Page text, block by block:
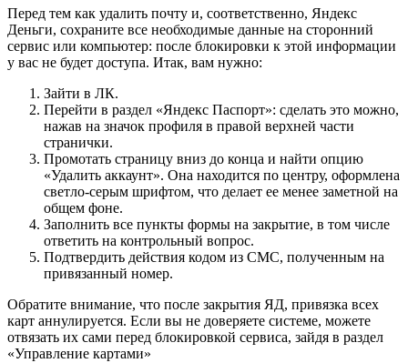
Перед тем как удалить почту и, соответственно, Яндекс
Деньги, сохраните все необходимые данные на сторонний
сервис или компьютер: после блокировки к этой информации
у вас не будет доступа. Итак, вам нужно:
Зайти в ЛК.
Перейти в раздел «Яндекс Паспорт»: сделать это можно,
нажав на значок профиля в правой верхней части
странички.
Промотать страницу вниз до конца и найти опцию
«Удалить аккаунт». Она находится по центру, оформлена
светло-серым шрифтом, что делает ее менее заметной на
общем фоне.
Заполнить все пункты формы на закрытие, в том числе
ответить на контрольный вопрос.
Подтвердить действия кодом из СМС, полученным на
привязанный номер.
Обратите внимание, что после закрытия ЯД, привязка всех
карт аннулируется. Если вы не доверяете системе, можете
отвязать их сами перед блокировкой сервиса, зайдя в раздел
«Управление картами»